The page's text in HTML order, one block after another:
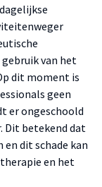
van het
dit moment is
geen
er ongeschoold
Dit betekend dat
dit schade kan
en het